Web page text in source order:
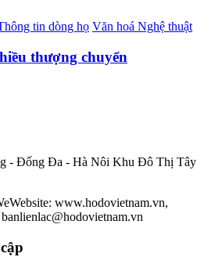
tin dòng họ Văn hoá Nghệ thuật
thượng chuyển
- Đống Đa - Hà Nôi Khu Đô Thị Tây
www.hodovietnam.vn,